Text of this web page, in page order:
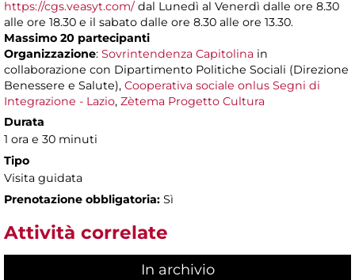
https://cgs.veasyt.com/dal Lunedì al Venerdì dalle ore 8.30
alle ore 18.30 e il sabato dalle ore 8.30 alle ore 13.30.
Massimo 20 partecipanti
Organizzazione: Sovrintendenza Capitolina in
collaborazione con Dipartimento Politiche Sociali (Direzione
Benessere e Salute), Cooperativa sociale onlus Segni di
Integrazione - Lazio, Zètema Progetto Cultura
Durata
1 ora e 30 minuti
Tipo
Visita guidata
Prenotazione obbligatoria: Sì
Attività correlate
In archivio